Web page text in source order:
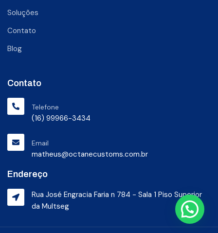
Soluções
Contato
Blog
Contato
Telefone
(16) 99966-3434
Email
matheus@octanecustoms.com.br
Endereço
Rua José Engracia Faria n 784 - Sala 1 Piso Superior
da Multseg